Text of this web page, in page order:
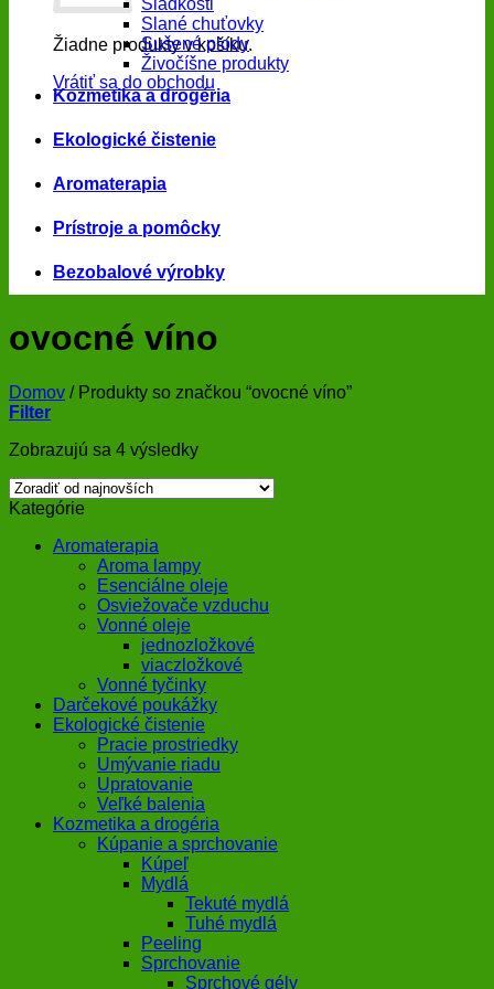
Žiadne produkty v košíku.
Vrátiť sa do obchodu
Sladkosti
Slané chuťovky
Sušené plody
Živočíšne produkty
Kozmetika a drogéria
Ekologické čistenie
Aromaterapia
Prístroje a pomôcky
Bezobalové výrobky
ovocné víno
Domov /Produkty so značkou “ovocné víno”
Filter
Zobrazujú sa 4 výsledkyZoradené
najnovších
Kategórie
Aromaterapia
Aroma lampy
Esenciálne oleje
Osviežovače vzduchu
Vonné oleje
jednozložkové
viaczložkové
Vonné tyčinky
Darčekové poukážky
Ekologické čistenie
Pracie prostriedky
Umývanie riadu
Upratovanie
Veľké balenia
Kozmetika a drogéria
Kúpanie a sprchovanie
Kúpeľ
Mydlá
Tekuté mydlá
Tuhé mydlá
Peeling
Sprchovanie
Sprchové gély